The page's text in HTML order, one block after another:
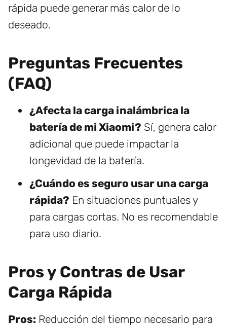
rápida puede generar más calor de lo
deseado.
Preguntas Frecuentes
(FAQ)
¿Afecta la carga inalámbrica la
batería de mi Xiaomi? Sí, genera calor
adicional que puede impactar la
longevidad de la batería.
¿Cuándo es seguro usar una carga
rápida? En situaciones puntuales y
para cargas cortas. No es recomendable
para uso diario.
Pros y Contras de Usar
Carga Rápida
Pros: Reducción del tiempo necesario para